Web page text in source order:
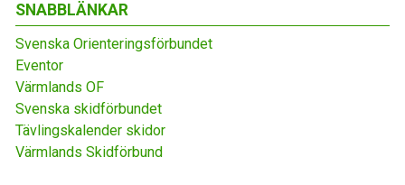
SNABBLÄNKAR
Svenska Orienteringsförbundet
Eventor
Värmlands OF
Svenska skidförbundet
Tävlingskalender skidor
Värmlands Skidförbund